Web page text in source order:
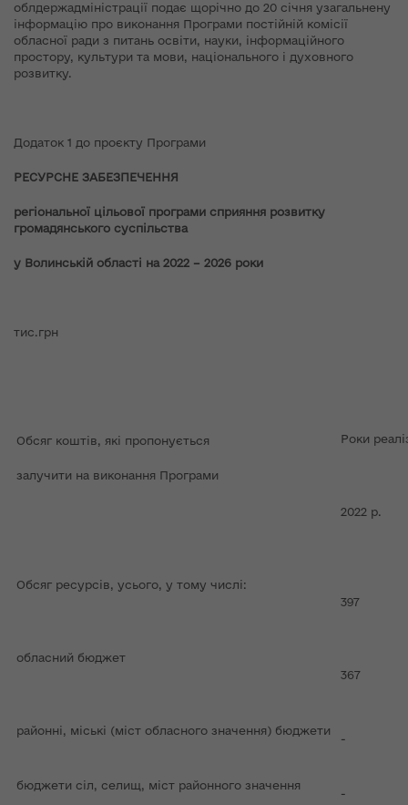
облдержадміністрації подає щорічно до 20 січня узагальнену
інформацію про виконання Програми постійній комісії
обласної ради з питань освіти, науки, інформаційного
простору, культури та мови, національного і духовного
розвитку.
Додаток 1 до проєкту Програми
РЕСУРСНЕ ЗАБЕЗПЕЧЕННЯ
регіональної цільової програми сприяння розвитку
громадянського суспільства
у Волинській області на 2022 – 2026 роки
тис.грн
Обсяг коштів, які пропонується
залучити на виконання Програми
Роки
2022 р.
Обсяг ресурсів, усього, у тому числі:
397
обласний бюджет
367
районні, міські (міст обласного значення) бюджети
-
бюджети сіл, селищ, міст районного значення
-